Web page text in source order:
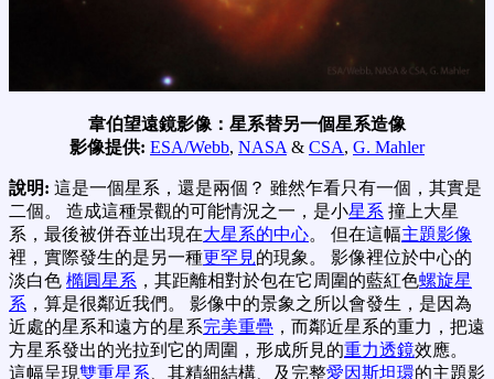
韋伯望遠鏡影像：星系替另一個星系造像
影像提供: ESA/Webb, NASA & CSA, G. Mahler
說明: 這是一個星系，還是兩個？ 雖然乍看只有一個，其實是
二個。 造成這種景觀的可能情況之一，是小星系 撞上大星
系，最後被併吞並出現在大星系的中心。 但在這幅主題影像
裡，實際發生的是另一種更罕見的現象。 影像裡位於中心的
淡白色 橢圓星系 ，其距離相對於包在它周圍的藍紅色螺旋星
系 ，算是很鄰近我們。 影像中的景象之所以會發生，是因為
近處的星系和遠方的星系完美重疊 ，而鄰近星系的重力，把遠
方星系發出的光拉到它的周圍，形成所見的重力透鏡效應。
這幅呈現雙重星系 、其精細結構、及完整愛因斯坦環的主題影